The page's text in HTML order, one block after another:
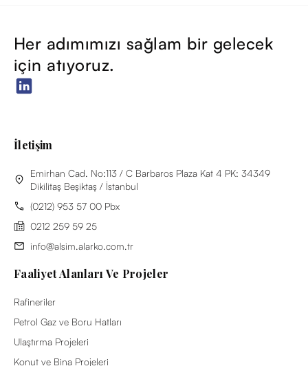
Her adımımızı sağlam bir gelecek
için atıyoruz.
İletişim
Emirhan Cad. No:113 / C Barbaros Plaza Kat 4 PK: 34349
Dikilitaş Beşiktaş / İstanbul
(0212) 953 57 00 Pbx
0212 259 59 25
info@alsim.alarko.com.tr
Faaliyet Alanları Ve Projeler
Rafineriler
Petrol Gaz ve Boru Hatları
Ulaştırma Projeleri
Konut ve Bina Projeleri